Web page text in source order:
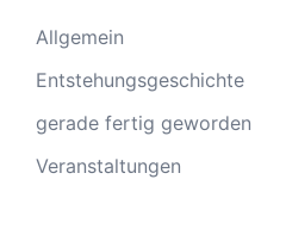
Allgemein
Entstehungsgeschichte
gerade fertig geworden
Veranstaltungen